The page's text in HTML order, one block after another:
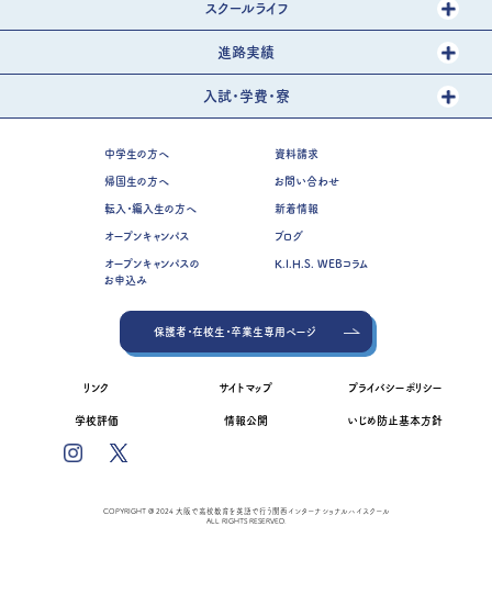
スクールライフ
進路実績
入試・学費・寮
中学生の方へ
帰国生の方へ
転入・編入生の方へ
オープンキャンパス
オープンキャンパスの
お申込み
資料請求
お問い合わせ
新着情報
ブログ
K.I.H.S. WEBコラム
保護者・在校生・卒業生専用ページ
リンク サイトマップ プライバシーポリシー
学校評価 情報公開 いじめ防止基本方針
COPYRIGHT @ 2024 大阪で高校教育を英語で行う関西インターナショナルハイスクール
ALL RIGHTS RESERVED.